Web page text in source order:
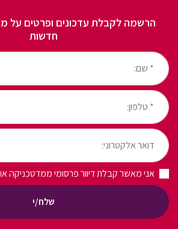
הרשמה לקבלת עדכונים ופרטים על
חדשות
* שם:
* טלפון:
דואר אלקטרוני:
אני מאשר קבלת דיוור פרסומי ממדטכניקה
שלח/י